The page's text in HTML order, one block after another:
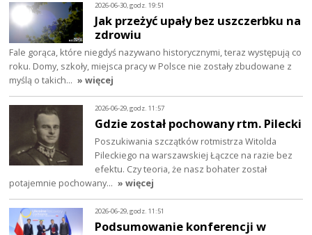
2026-06-30, godz. 19:51
Jak przeżyć upały bez uszczerbku na
zdrowiu
Fale gorąca, które niegdyś nazywano historycznymi, teraz występują co
roku. Domy, szkoły, miejsca pracy w Polsce nie zostały zbudowane z
myślą o takich… » więcej
2026-06-29, godz. 11:57
Gdzie został pochowany rtm. Pilecki
Poszukiwania szczątków rotmistrza Witolda
Pileckiego na warszawskiej Łączce na razie bez
efektu. Czy teoria, że nasz bohater został
potajemnie pochowany… » więcej
2026-06-29, godz. 11:51
Podsumowanie konferencji w